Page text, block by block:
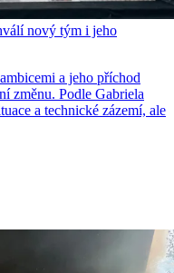
nový tým i jeho
a jeho příchod
změnu. Podle Gabriela
a technické zázemí, ale